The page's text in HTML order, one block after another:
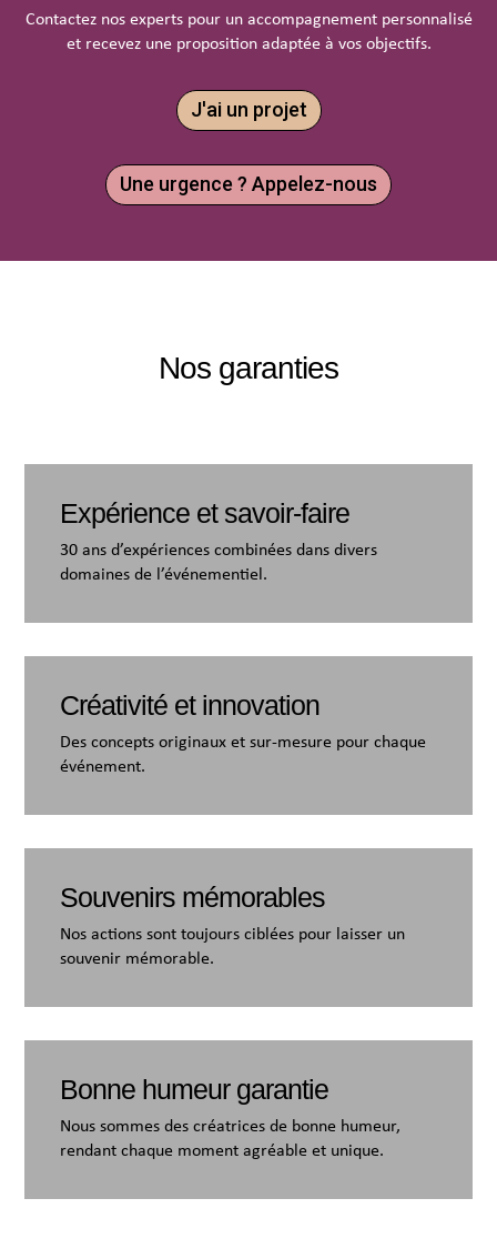
Contactez nos experts pour un accompagnement personnalisé
et recevez une proposition adaptée à vos objectifs.
J'ai un projet
Une urgence ? Appelez-nous
Nos garanties
Expérience et savoir-faire
30 ans d’expériences combinées dans divers
domaines de l’événementiel.
Créativité et innovation
Des concepts originaux et sur-mesure pour chaque
événement.
Souvenirs mémorables
Nos actions sont toujours ciblées pour laisser un
souvenir mémorable.
Bonne humeur garantie
Nous sommes des créatrices de bonne humeur,
rendant chaque moment agréable et unique.